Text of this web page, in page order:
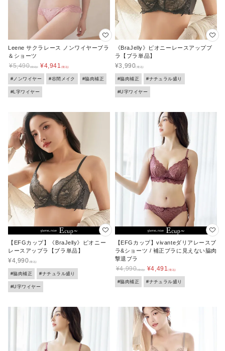
Leene サクラレース ノンワイヤーブラ
＆ショーツ
¥5,490 ¥4,941
#ノンワイヤー #谷間メイク #脇肉補正
#L字ワイヤー
《BraJelly》ピオニーレースアップブ
ラ【ブラ単品】
¥3,990
#脇肉補正 #ナチュラル盛り
#U字ワイヤー
【EFGカップ】《BraJelly》ピオニー
レースアップラ【ブラ単品】
¥4,990
#脇肉補正 #ナチュラル盛り
#U字ワイヤー
【EFGカップ】vivanteダリアレースブ
ラ&ショーツ / 補正ブラに見えない脇肉
撃退ブラ
¥4,990 ¥4,491
#脇肉補正 #ナチュラル盛り